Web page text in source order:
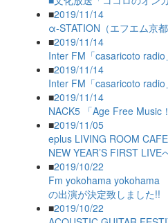
■2019/11/14
α-STATION（エフエム京
■2019/11/14
Inter FM「casaricoto radio
■2019/11/14
Inter FM「casaricoto
■2019/11/14
NACK5 「Age Free Music
■2019/11/05
eplus LIVING ROOM
NEW YEAR’S FIRST LIVE
■2019/10/22
Fm yokohama yokohama
の出演が決定致しました!!
■2019/10/22